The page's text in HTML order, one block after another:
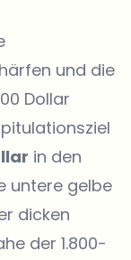
und die
Dollar
in den
untere gelbe
dicken
der 1.800-